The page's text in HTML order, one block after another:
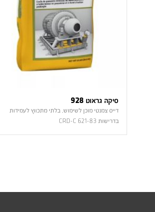
סיקה גראוט 928
דייס צמנטי מוכן לשימוש, בלתי מתכווץ לעמידות
בדרישות 621-83 CRD-C